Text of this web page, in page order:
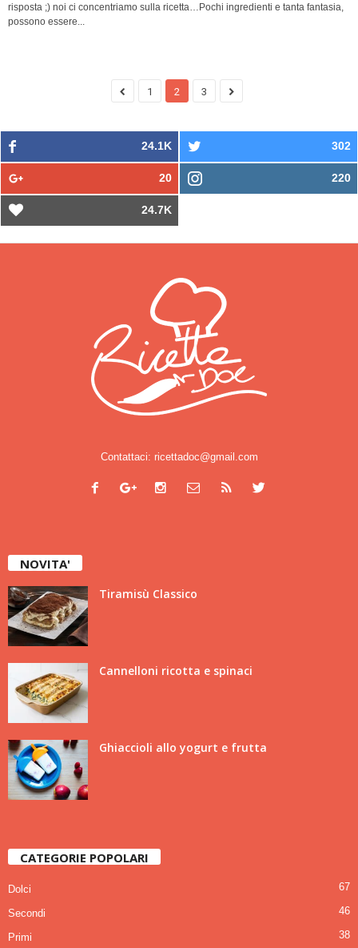
risposta ;) noi ci concentriamo sulla ricetta…Pochi ingredienti e tanta fantasia,
possono essere...
1 2 3
24.1K 302
20 220
24.7K
Contattaci: ricettadoc@gmail.com
NOVITA'
Tiramisù Classico
Cannelloni ricotta e spinaci
Ghiaccioli allo yogurt e frutta
CATEGORIE POPOLARI
Dolci 67
Secondi 46
Primi 38